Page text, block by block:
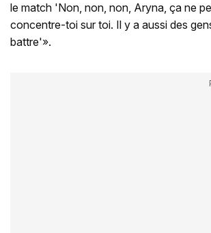
le match 'Non, non, non, Aryna, ça ne
concentre-toi sur toi. Il y a aussi des
battre'».